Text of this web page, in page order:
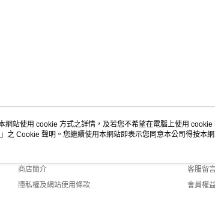
關於我們
商店簡介
隱私權及網站使用條款
客服
客服留
會員權
網站使用 cookie 方式之詳情，及若您不希望在電腦上使用
」之 Cookie 聲明。您繼續使用本網站即表示您同意本公司得按本